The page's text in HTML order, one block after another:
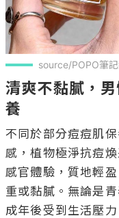
source/POPO筆
清爽不黏膩，
養
不同於部分痘痘肌
感，植物極淨抗痘
感官體驗，質地輕
重或黏膩。無論是
成年後受到生活壓